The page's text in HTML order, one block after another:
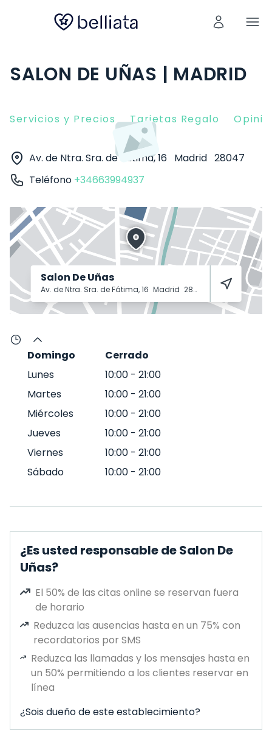
SALON DE UÑAS | MADRID
Servicios y Precios Tarjetas Regalo
Av. de Ntra. Sra. de Fátima, 16 Madrid 28047
Teléfono +34663994937
Salon De Uñas
Av. de Ntra. Sra. de Fátima, 16 Madrid 28047
Domingo
Cerrado
Lunes
10:00 - 21:00
Martes
10:00 - 21:00
Miércoles
10:00 - 21:00
Jueves
10:00 - 21:00
Viernes
10:00 - 21:00
Sábado
10:00 - 21:00
¿Es usted responsable de Salon De
Uñas?
El 50% de las citas online se reservan fuera
de horario
Reduzca las ausencias hasta en un 75% con
recordatorios por SMS
Reduzca las llamadas y los mensajes hasta en
un 50% permitiendo a los clientes reservar en
línea
¿Sois dueño de este establecimiento?